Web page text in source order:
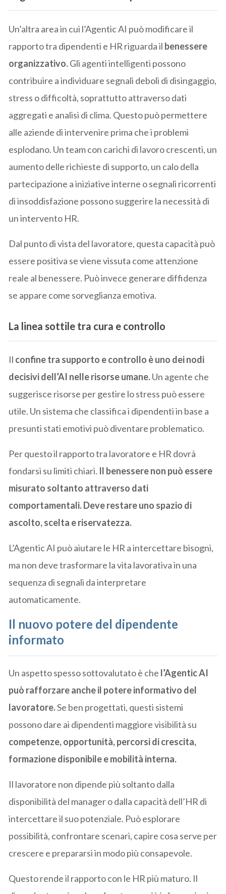
Un’altra area in cui l’Agentic AI può modificare il
rapporto tra dipendenti e HR riguarda il benessere
organizzativo.Gli agenti intelligenti possono
contribuire a individuare segnali deboli di disingaggio,
stress o difficoltà, soprattutto attraverso dati
aggregati e analisi di clima. Questo può permettere
alle aziende di intervenire prima che i problemi
esplodano. Un team con carichi di lavoro crescenti, un
aumento delle richieste di supporto, un calo della
partecipazione a iniziative interne o segnali ricorrenti
di insoddisfazione possono suggerire la necessità di
un intervento HR.
Dal punto di vista del lavoratore, questa capacità può
essere positiva se viene vissuta come attenzione
reale al benessere. Può invece generare diffidenza
se appare come sorveglianza emotiva.
La linea sottile tra cura e controllo
Il confine tra supporto e controllo è uno dei nodi
decisivi dell’AI nelle risorse umane.Un agente che
suggerisce risorse per gestire lo stress può essere
utile. Un sistema che classifica i dipendenti in base a
presunti stati emotivi può diventare problematico.
Per questo il rapporto tra lavoratore e HR dovrà
fondarsi su limiti chiari. Il benessere non può essere
misurato soltanto attraverso dati
comportamentali. Deve restare uno spazio di
ascolto, scelta e riservatezza.
L’Agentic AI può aiutare le HR a intercettare bisogni,
ma non deve trasformare la vita lavorativa in una
sequenza di segnali da interpretare
automaticamente.
Il nuovo potere del dipendente
informato
Un aspetto spesso sottovalutato è che l’Agentic AI
può rafforzare anche il potere informativo del
lavoratore.Se ben progettati, questi sistemi
possono dare ai dipendenti maggiore visibilità su
competenze, opportunità, percorsi di crescita,
formazione disponibile e mobilità interna.
Il lavoratore non dipende più soltanto dalla
disponibilità del manager o dalla capacità dell’HR di
intercettare il suo potenziale. Può esplorare
possibilità, confrontare scenari, capire cosa serve per
crescere e prepararsi in modo più consapevole.
Questo rende il rapporto con le HR più maturo. Il